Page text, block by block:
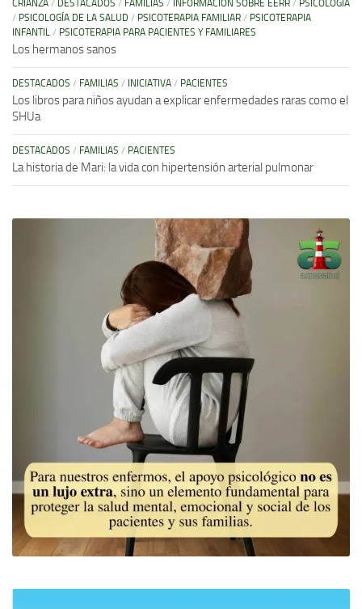
CRIANZA / DESTACADOS / FAMILIAS / INFORMACIÓN SOBRE EERR / PSICOLOGÍA
/ PSICOLOGÍA DE LA SALUD / PSICOTERAPIA FAMILIAR / PSICOTERAPIA
INFANTIL / PSICOTERAPIA PARA PACIENTES Y FAMILIARES
Los hermanos sanos
DESTACADOS / FAMILIAS / INICIATIVA / PACIENTES
Los libros para niños ayudan a explicar enfermedades raras como el
SHUa
DESTACADOS / FAMILIAS / PACIENTES
La historia de Mari: la vida con hipertensión arterial pulmonar